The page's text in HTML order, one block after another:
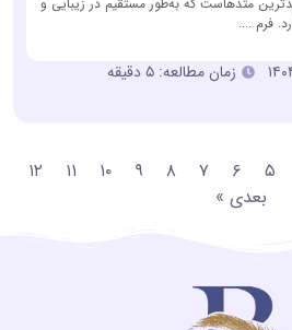
فرم ....
زمان مطالعه: ۵ دقیقه
۵ ۶ ۷ ۸ ۹ ۱۰ ۱۱
۱۲
بعدی »